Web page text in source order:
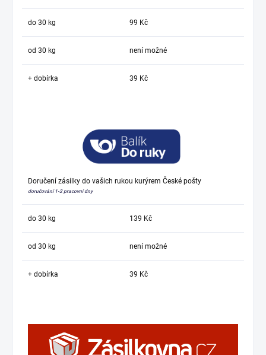
do 30 kg 99 Kč
od 30 kg není možné
+ dobírka 39 Kč
Doručení zásilky do vašich rukou kurýrem České pošty
doručování 1-2 pracovní dny
do 30 kg 139 Kč
od 30 kg není možné
+ dobírka 39 Kč